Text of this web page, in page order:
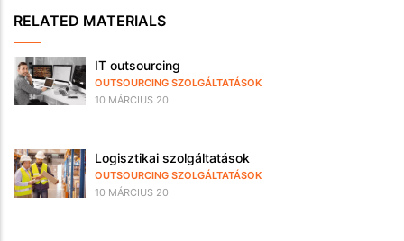
RELATED MATERIALS
IT outsourcing
OUTSOURCING SZOLGÁLTATÁSOK
10 MÁRCIUS 20
Logisztikai szolgáltatások
OUTSOURCING SZOLGÁLTATÁSOK
10 MÁRCIUS 20